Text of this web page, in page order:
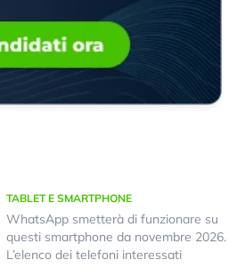
TABLET E SMARTPHONE
WhatsApp smetterà di funzionare su
questi smartphone da novembre 2026.
L’elenco dei telefoni interessati